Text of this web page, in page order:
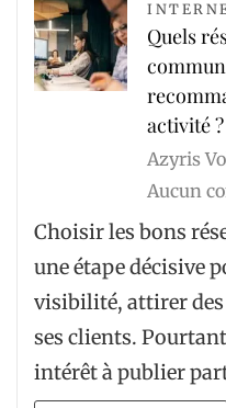
Quels
activité ?
Azyris
Aucun
Choisir les bons
une étape décisive
visibilité, attirer
ses clients.
intérêt à publier